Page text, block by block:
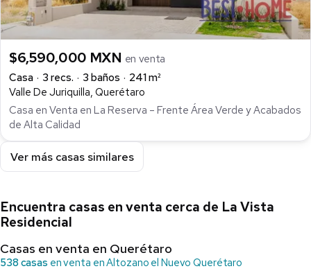
$6,590,000 MXN en venta
Casa
3 recs. 3 baños
241 m²
Valle De Juriquilla, Querétaro
Casa en Venta en La Reserva – Frente Área Verde y Acabados
de Alta Calidad
Ver más casas similares
Encuentra casas en venta cerca de La Vista
Residencial
Casas en venta en Querétaro
538 casas en venta en Altozano el Nuevo Querétaro